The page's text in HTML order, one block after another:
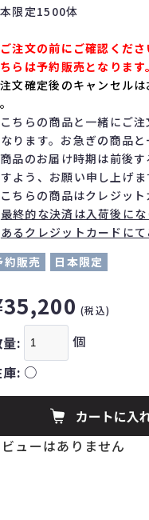
限定1500体
ご注文の前にご確認くださ
らは予約販売となりま
文確定後のキャンセル
ちらの商品と一緒にご注
なります。お急ぎの商品
品のお届け時期は前後す
すよう、お願い申し上げま
ちらの商品はクレジット
最終的な決済は入荷後に
あるクレジットカードにて
約販売
日本限定
(税込)
:
個
: ○
ビューはありません